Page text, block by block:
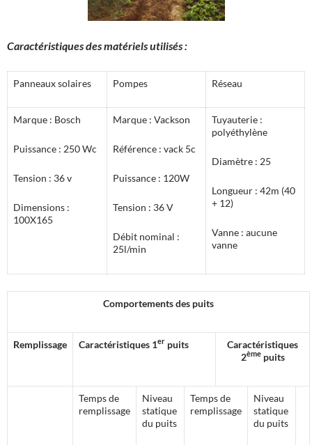
Caractéristiques des matériels utilisés :
Panneaux solaires Pompes Réseau
Marque : Bosch
Puissance : 250 Wc
Tension : 36 v
Dimensions :
100X165
Marque : Vackson
Référence : vack 5c
Puissance : 120W
Tension : 36 V
Débit nominal :
25l/min
Tuyauterie :
polyéthylène
Diamètre : 25
Longueur : 42m (40
+ 12)
Vanne : aucune
vanne
Comportements des puits
Remplissage Caractéristiques 1er puits
Caractéristiques
2èmepuits
Temps de
remplissage
Niveau
statique
du puits
Temps de
remplissage
Niveau
statique
du puits